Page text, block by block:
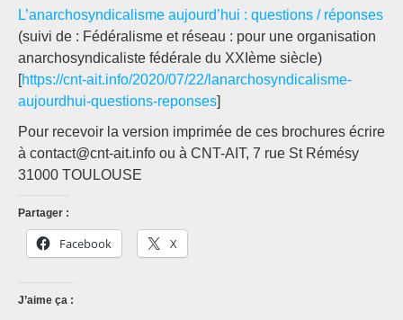
L’anarchosyndicalisme aujourd’hui : questions / réponses
(suivi de : Fédéralisme et réseau : pour une organisation
anarchosyndicaliste fédérale du XXIème siècle)
[https://cnt-ait.info/2020/07/22/lanarchosyndicalisme-
aujourdhui-questions-reponses]
Pour recevoir la version imprimée de ces brochures écrire
à contact@cnt-ait.info ou à CNT-AIT, 7 rue St Rémésy
31000 TOULOUSE
Partager :
Facebook X
J’aime ça :